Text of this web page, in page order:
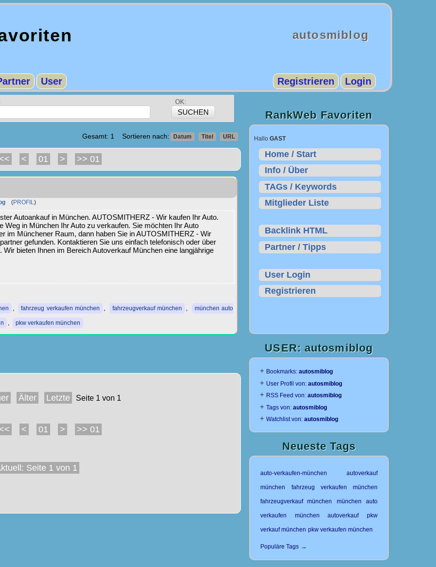
autosmiblog
User Login
Registrieren
OK:
Gesamt: 1 Sortieren nach: Datum Titel URL
< 01 > >> 01
(PROFIL)
Autoankauf in München. AUTOSMITHERZ - Wir kaufen Ihr Auto.
Weg in München Ihr Auto zu verkaufen. Sie möchten Ihr Auto
im Münchener Raum, dann haben Sie in AUTOSMITHERZ - Wir
gefunden. Kontaktieren Sie uns einfach telefonisch oder über
bieten Ihnen im Bereich Autoverkauf München eine langjährige
fahrzeug verkaufen münchen fahrzeugverkauf münchen münchen auto
pkw verkaufen münchen
Älter Letzte Seite 1 von 1
< 01 > >> 01
Seite 1 von 1
RankWeb Favoriten
Hallo GAST
Home / Start
Info / Über
TAGs / Keywords
Mitglieder Liste
Backlink HTML
Partner / Tipps
User Login
Registrieren
USER: autosmiblog
+ Bookmarks: autosmiblog
+ User Profil von: autosmiblog
+ RSS Feed von: autosmiblog
+ Tags von: autosmiblog
+ Watchlist von: autosmiblog
Neueste Tags
auto-verkaufen-münchen autoverkauf
münchen fahrzeug verkaufen münchen
fahrzeugverkauf münchen münchen auto
verkaufen münchen autoverkauf pkw
verkauf münchen pkw verkaufen münchen
Populäre Tags→